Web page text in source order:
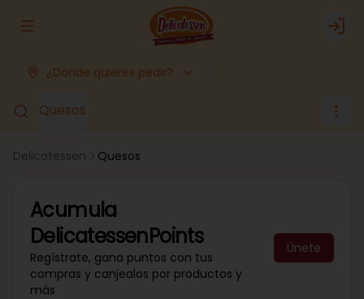
Abrir menu de navegación Login
¿Dónde quieres pedir?
Quesos
Delicatessen Quesos
Acumula
DelicatessenPoints
Regístrate, gana puntos con tus
compras y canjealos por productos y
más
Únete